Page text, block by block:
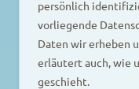
persönlich
vorliegende
Daten wir erheben
erläutert auch, wie
geschieht.